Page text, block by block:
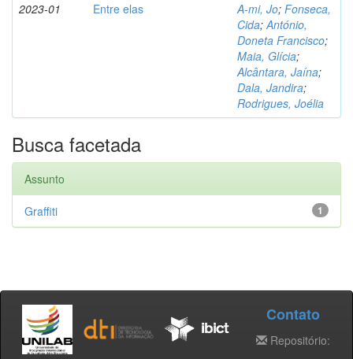
2023-01 Entre elas A-mi, Jo; Fonseca,
Cida;António,
Doneta Francisco;
Maia, Glícia;
Alcântara, Jaína;
Dala, Jandira;
Rodrigues, Joélia
Busca facetada
Assunto
1
Graffiti
Contato
Repositório: